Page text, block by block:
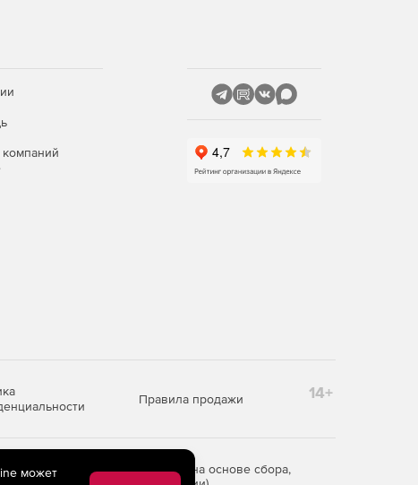
компаний
Правила продажи 14+
предоставления информации на основе сбора,
может